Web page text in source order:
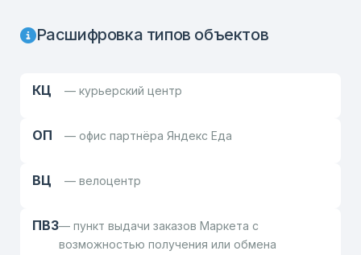
Расшифровка типов объектов
КЦ — курьерский центр
ОП — офис партнёра Яндекс Еда
ВЦ — велоцентр
ПВЗ— пункт выдачи заказов Маркета с
возможностью получения или обмена